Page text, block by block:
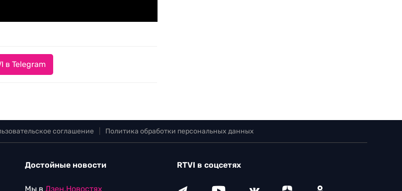
в Telegram
соглашение Политика обработки персональных данных
Достойные новости
Мы в Дзен.Новостях
RTVI в соцсетях